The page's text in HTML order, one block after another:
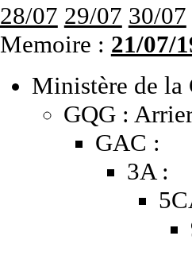
28/07 29/07 30/07
Memoire : 21/07/
Ministère de la
GQG :
GAC :
3A :